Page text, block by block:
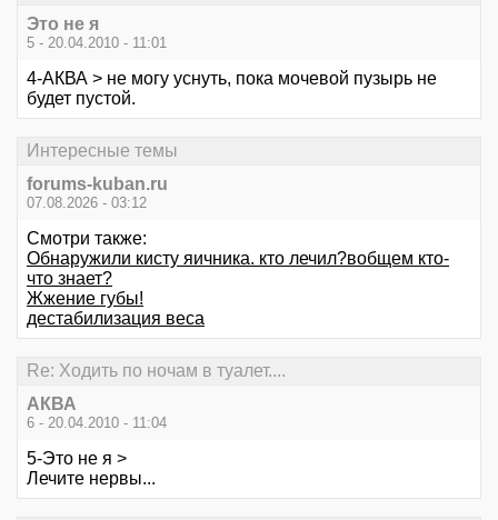
Это не я
5 - 20.04.2010 - 11:01
4-АКВА > не могу уснуть, пока мочевой пузырь не
будет пустой.
Интересные темы
forums-kuban.ru
07.08.2026 - 03:12
Смотри также:
Обнаружили кисту яичника. кто лечил?вобщем кто-
что знает?
Жжение губы!
дестабилизация веса
Re: Ходить по ночам в туалет....
АКВА
6 - 20.04.2010 - 11:04
5-Это не я >
Лечите нервы...